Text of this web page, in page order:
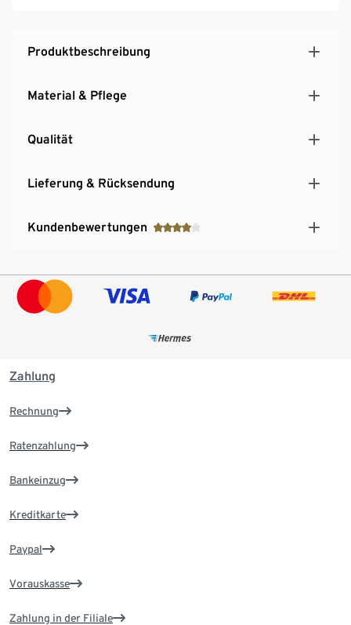
Produktbeschreibung
Material & Pflege
Qualität
Lieferung & Rücksendung
Kundenbewertungen
Zahlung
Rechnung
Ratenzahlung
Bankeinzug
Kreditkarte
Paypal
Vorauskasse
Zahlung in der Filiale